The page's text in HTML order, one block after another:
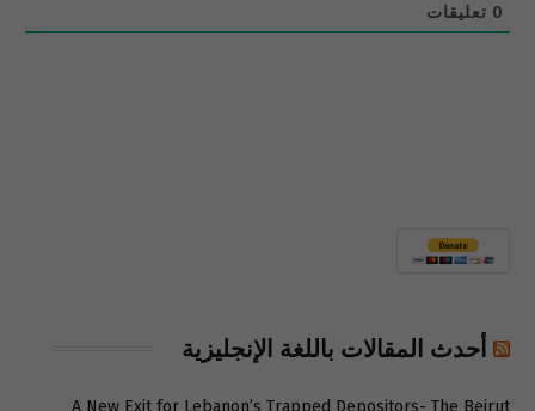
0 تعليقات
أحدث المقالات باللغة الإنجليزية
A New Exit for Lebanon’s Trapped Depositors- The Beirut